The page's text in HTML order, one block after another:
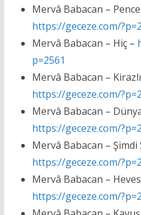
Mervâ Babacan –
https://geceze.com/
Mervâ Babacan – Hiç –
p=2561
Mervâ Babacan –
https://geceze.com/
Mervâ Babacan –
https://geceze.com/
Mervâ Babacan – Şimdi
https://geceze.com/
Mervâ Babacan –
https://geceze.com/